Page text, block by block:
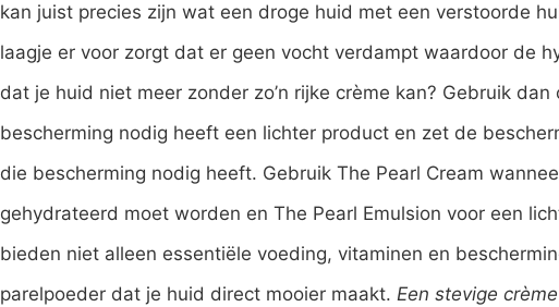
kan juist precies zijn wat een droge huid met een verstoorde
laagje er voor zorgt dat er geen vocht verdampt waardoor de
dat je huid niet meer zonder zo’n rijke crème kan? Gebruik
bescherming nodig heeft een lichter product en zet de
die bescherming nodig heeft. Gebruik The Pearl Cream
gehydrateerd moet worden en The Pearl Emulsion voor een
bieden niet alleen essentiële voeding, vitaminen en
parelpoeder dat je huid direct mooier maakt. Een stevige